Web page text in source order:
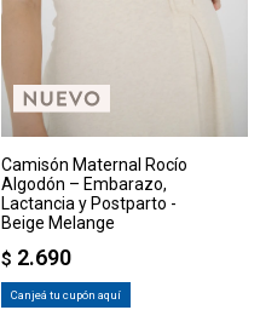
Camisón Maternal Rocío
Algodón – Embarazo,
Lactancia y Postparto -
Beige Melange
$ 2.690
Canjeá tu cupón aquí